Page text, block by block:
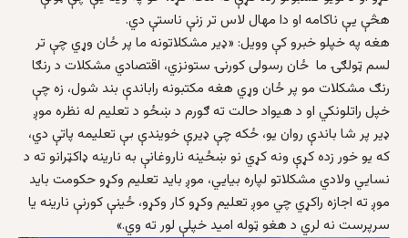
هڅې یې ناکامه او دا مهال لاس تر زنې ناستې دي.
هغه په خپلو خبرو کې وویل: «ډیر مشکلاتونه ما پر ځان وړي چې تر
لسم ټولګۍ ما ځان رسولی کورنۍ ستونزي، اقتصادي مشکلات د رنګا
رنګ مشکلات مو پر ځان وړي هغه مکتبونه راباندې بند شول، زه چې
خپل راتلونکي او د هیواد حالت ته ګورم د ښځو د تعلیم له نظره موږ
ډیر پر شا باندې روان یو، ځکه چې ډیرې خویندې بې تعلیمه پاتې دي،
که یو خور زده کړې ونه کړي نو ښځینه ناروغانې به نارینه ډاکټرانو ته د
نسایي ولادي مشکلاتو لپاره بیایي، موږ باید تعلیم وکړو حکومت باید
موږ ته اجازه راکړي چي موږ تعلیم وکړو کار وکړو، ځینې کورنې نارینه یا
سرپرست نه لري د هغو ټوله امید خپلې لور ته وي.»